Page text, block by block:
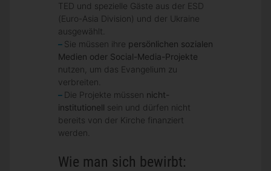
TED und spezielle Gäste aus der ESD
(Euro-Asia Division) und der Ukraine
ausgewählt.
Sie müssen ihre persönlichen sozialen
Medien oder Social-Media-Projekte
nutzen, um das Evangelium zu
verbreiten.
Die Projekte müssen nicht-
institutionell sein und dürfen nicht
bereits von der Kirche finanziert
werden.
Wie man sich bewirbt: